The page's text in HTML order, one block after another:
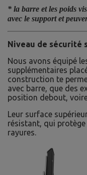
* la barre et les poids
avec le support et
Niveau de sécurité
Nous avons équipé
supplémentaires
construction te
avec barre, que des
position debout,
Leur surface
résistant, qui
rayures.